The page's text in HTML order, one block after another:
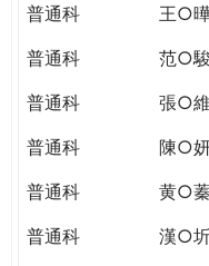
普通科
王○
普通科
范○駿
普通科
張○維
普通科
陳○
普通科
黄○
普通科
漢○